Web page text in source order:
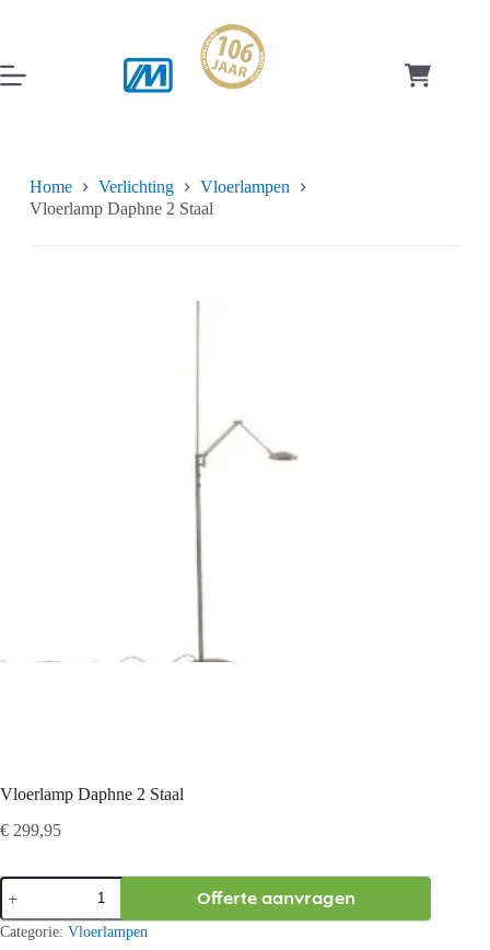
inhoud
Home Verlichting
Vloerlampen
Vloerlamp Daphne 2 Staal
Vloerlamp Daphne 2 Staal
€ 299,95
Vloerlamp
Daphne
2
Staal
Offerte aanvragen
Categorie: Vloerlampen